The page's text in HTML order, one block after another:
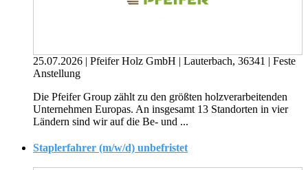
25.07.2026 | Pfeifer Holz GmbH | Lauterbach, 36341 | Feste
Anstellung
Die Pfeifer Group zählt zu den größten holzverarbeitenden
Unternehmen Europas. An insgesamt 13 Standorten in vier
Ländern sind wir auf die Be- und ...
Staplerfahrer (m/w/d) unbefristet